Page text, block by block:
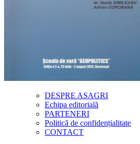
DESPRE ASAGRI
Echipa editorială
PARTENERI
Politică de confidențialitate
CONTACT